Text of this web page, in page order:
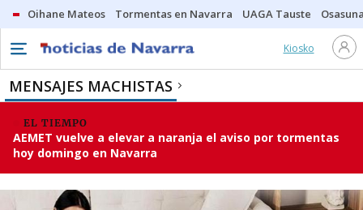
Oihane Mateos Tormentas en Navarra UAGA Tauste
Kiosko
MENSAJES MACHISTAS
EL TIEMPO
AEMET vuelve a elevar a naranja el aviso por tormentas
hoy domingo en Navarra